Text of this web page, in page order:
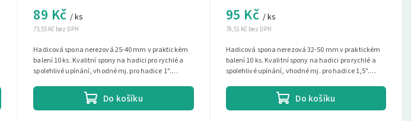
73,55 Kč bez DPH
89 Kč/ ks
Do košíku
Hadicová spona nerezová 25-40 mm v praktickém
balení 10 ks. Kvalitní spony na hadici pro rychlé a
spolehlivé upínání, vhodné mj. pro hadice 1".
78,51 Kč bez DPH
95 Kč / ks
Do košíku
Hadicová spona nerezová 32-50 mm v praktickém
balení 10 ks. Kvalitní spony na hadici pro rychlé a
spolehlivé upínání, vhodné mj. pro hadice 1,5".